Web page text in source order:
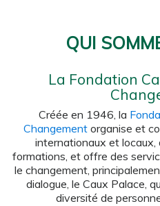
QUI
La Fondation
Créée en 1946, la
Changement organise et
internationaux et
formations, et offre des
le changement,
dialogue, le Caux Palace,
diversité de